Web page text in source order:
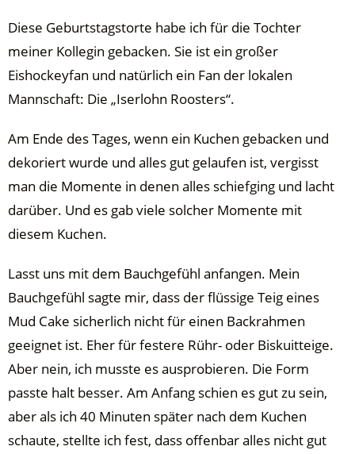
Diese Geburtstagstorte habe ich für die Tochter
meiner Kollegin gebacken. Sie ist ein großer
Eishockeyfan und natürlich ein Fan der lokalen
Mannschaft: Die „Iserlohn Roosters“.
Am Ende des Tages, wenn ein Kuchen gebacken und
dekoriert wurde und alles gut gelaufen ist, vergisst
man die Momente in denen alles schiefging und lacht
darüber. Und es gab viele solcher Momente mit
diesem Kuchen.
Lasst uns mit dem Bauchgefühl anfangen. Mein
Bauchgefühl sagte mir, dass der flüssige Teig eines
Mud Cake sicherlich nicht für einen Backrahmen
geeignet ist. Eher für festere Rühr- oder Biskuitteige.
Aber nein, ich musste es ausprobieren. Die Form
passte halt besser. Am Anfang schien es gut zu sein,
aber als ich 40 Minuten später nach dem Kuchen
schaute, stellte ich fest, dass offenbar alles nicht gut